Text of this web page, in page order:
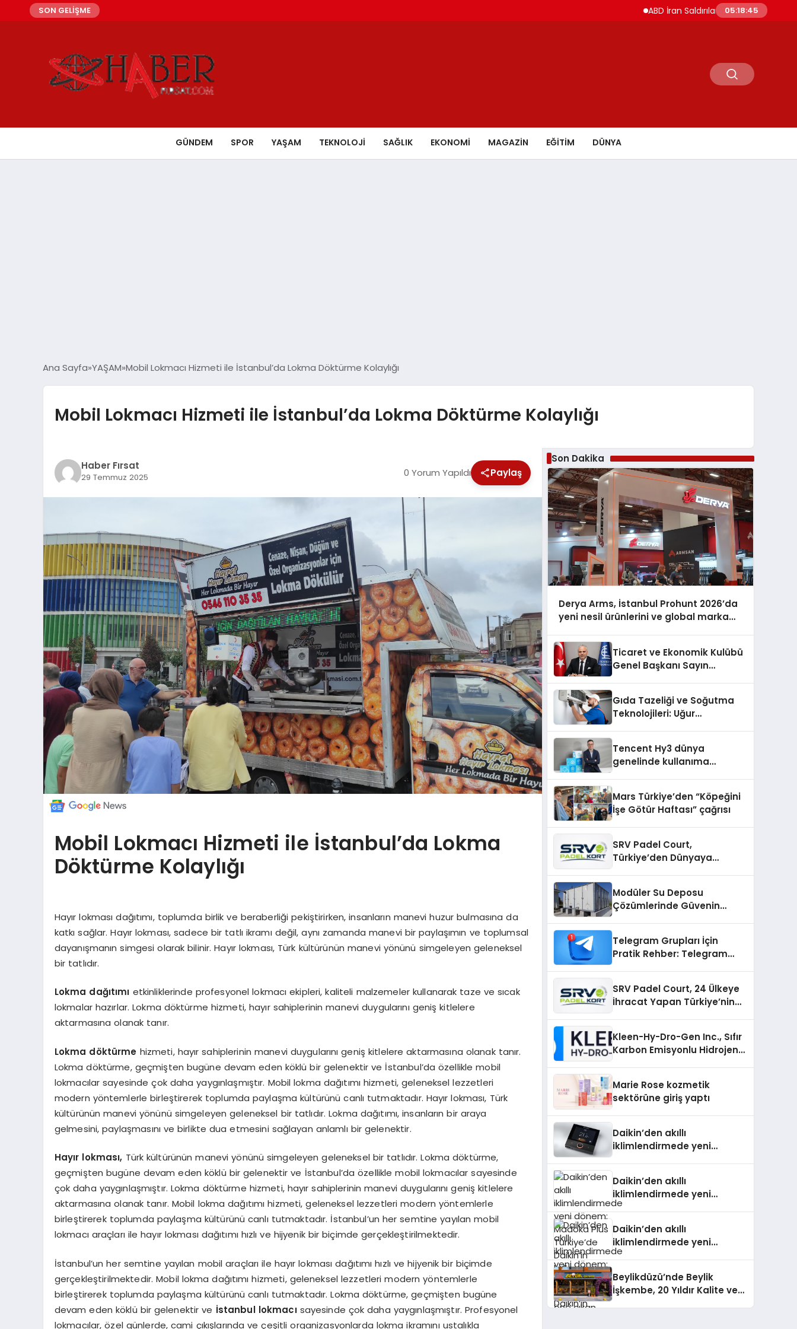
SON GELİŞME ABD İran Saldırılarını Askıya Aldı Hürmüz
05:18:46
GÜNDEM SPOR YAŞAM TEKNOLOJİ SAĞLIK EKONOMİ MAGAZİN EĞİTİM DÜNYA
Ana Sayfa YAŞAM Mobil Lokmacı Hizmeti ile İstanbul’da Lokma Döktürme Kolaylığı
Mobil Lokmacı Hizmeti ile İstanbul’da Lokma Döktürme Kolaylığı
Haber Fırsat
29 Temmuz 2025 0 Yorum Yapıldı Paylaş
Mobil Lokmacı Hizmeti ile İstanbul’da Lokma
Döktürme Kolaylığı
Hayır lokması dağıtımı, toplumda birlik ve beraberliği pekiştirirken, insanların manevi huzur bulmasına da
katkı sağlar. Hayır lokması, sadece bir tatlı ikramı değil, aynı zamanda manevi bir paylaşımın ve toplumsal
dayanışmanın simgesi olarak bilinir. Hayır lokması, Türk kültürünün manevi yönünü simgeleyen geleneksel
bir tatlıdır.
Lokma dağıtımı etkinliklerinde profesyonel lokmacı ekipleri, kaliteli malzemeler kullanarak taze ve sıcak
lokmalar hazırlar. Lokma döktürme hizmeti, hayır sahiplerinin manevi duygularını geniş kitlelere
aktarmasına olanak tanır.
Lokma döktürme hizmeti, hayır sahiplerinin manevi duygularını geniş kitlelere aktarmasına olanak tanır.
Lokma döktürme, geçmişten bugüne devam eden köklü bir gelenektir ve İstanbul’da özellikle mobil
lokmacılar sayesinde çok daha yaygınlaşmıştır. Mobil lokma dağıtımı hizmeti, geleneksel lezzetleri
modern yöntemlerle birleştirerek toplumda paylaşma kültürünü canlı tutmaktadır. Hayır lokması, Türk
kültürünün manevi yönünü simgeleyen geleneksel bir tatlıdır. Lokma dağıtımı, insanların bir araya
gelmesini, paylaşmasını ve birlikte dua etmesini sağlayan anlamlı bir gelenektir.
Hayır lokması, Türk kültürünün manevi yönünü simgeleyen geleneksel bir tatlıdır. Lokma döktürme,
geçmişten bugüne devam eden köklü bir gelenektir ve İstanbul’da özellikle mobil lokmacılar sayesinde
çok daha yaygınlaşmıştır. Lokma döktürme hizmeti, hayır sahiplerinin manevi duygularını geniş kitlelere
aktarmasına olanak tanır. Mobil lokma dağıtımı hizmeti, geleneksel lezzetleri modern yöntemlerle
birleştirerek toplumda paylaşma kültürünü canlı tutmaktadır. İstanbul’un her semtine yayılan mobil
lokmacı araçları ile hayır lokması dağıtımı hızlı ve hijyenik bir biçimde gerçekleştirilmektedir.
İstanbul’un her semtine yayılan mobil araçları ile hayır lokması dağıtımı hızlı ve hijyenik bir biçimde
gerçekleştirilmektedir. Mobil lokma dağıtımı hizmeti, geleneksel lezzetleri modern yöntemlerle
birleştirerek toplumda paylaşma kültürünü canlı tutmaktadır. Lokma döktürme, geçmişten bugüne
devam eden köklü bir gelenektir ve İstanbul lokmacısayesinde çok daha yaygınlaşmıştır. Profesyonel
lokmacılar, özel günlerde, cami çıkışlarında ve çeşitli organizasyonlarda lokma ikramını ustalıkla
Son Dakika
Derya Arms, İstanbul Prohunt 2026’da
yeni nesil ürünlerini ve global marka
Ticaret ve Ekonomik Kulübü
Genel Başkanı Sayın
şunları kaydetti:
Gıda Tazeliği ve Soğutma
Teknolojileri: Uğur
Tencent Hy3 dünya
genelinde kullanıma
Mars Türkiye’den “Köpeğini
İşe Götür Haftası” çağrısı
SRV Padel Court,
Türkiye’den Dünyaya
Modüler Su Deposu
Çözümlerinde Güvenin
Telegram Grupları İçin
Pratik Rehber: Telegram
SRV Padel Court, 24 Ülkeye
İhracat Yapan Türkiye’nin
Kleen-Hy-Dro-Gen Inc., Sıfır
Karbon Emisyonlu Hidrojen
Aldı
Marie Rose kozmetik
sektörüne giriş yaptı
Daikin’den akıllı
iklimlendirmede yeni
Daikin’den akıllı
iklimlendirmede yeni
dönem: Madoka Plus
dostu tasarımıyla öne çıkan
Madoka ailesinin yeni nesil
teknolojilerle donatılmış son
modeli VRV kontrol ünitesi
Madoka Plus Türkiye’de
satışa sunuldu. Tam
dokunmatik ekranı, mobil
Daikin’den akıllı
iklimlendirmede yeni
dönem: Madoka Plus
dostu tasarımıyla öne çıkan
Madoka ailesinin yeni nesil
teknolojilerle donatılmış son
Beylikdüzü’nde Beylik
İşkembe, 20 Yıldır Kalite ve